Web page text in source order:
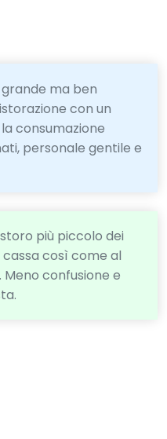
ma ben
con un
consumazione
personale gentile e
più piccolo dei
così come al
confusione e